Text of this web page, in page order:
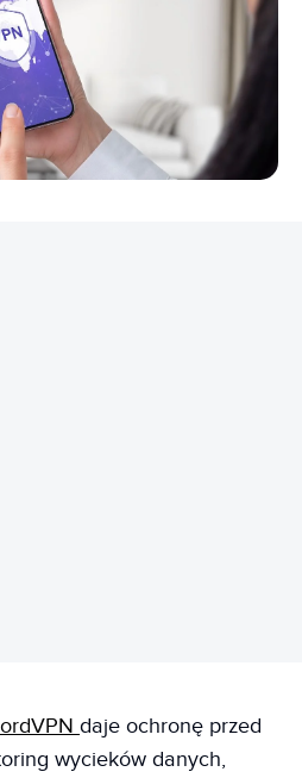
daje ochronę przed
wycieków danych,